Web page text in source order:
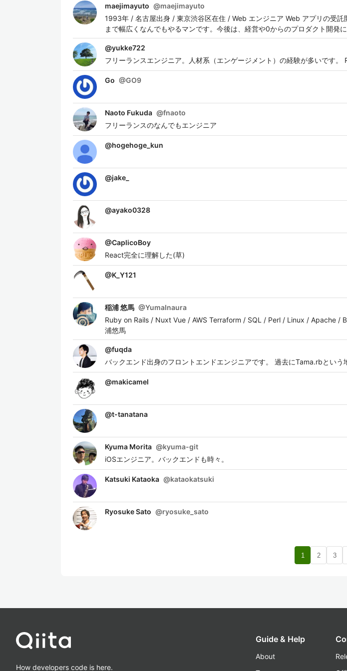
maejimayuto @maejimayuto
1993年 / 名古屋出身 / 東京渋谷区在住 / Web エンジニア Web アプリの受
まで幅広くなんでもやるマンです。今後は、経営や0からのプロダクト開発
@yukke722
フリーランスエンジニア。人材系（エンゲージメント）の経験が多いです
Go @GO9
Naoto Fukuda @fnaoto
フリーランスのなんでもエンジニア
@hogehoge_kun
@jake_
@ayako0328
@CaplicoBoy
React完全に理解した(草)
@K_Y121
稲浦 悠馬 @YumaInaura
Ruby on Rails / Nuxt Vue / AWS Terraform / SQL / Perl / Linux / Apache /
浦悠馬
@fuqda
バックエンド出身のフロントエンドエンジニアです。 過去にTama.rbという
@makicamel
@t-tanatana
Kyuma Morita @kyuma-git
iOSエンジニア。バックエンドも時々。
Katsuki Kataoka @kataokatsuki
Ryosuke Sato @ryosuke_sato
1 2 3
How developers code is here.
Guide & Help
About